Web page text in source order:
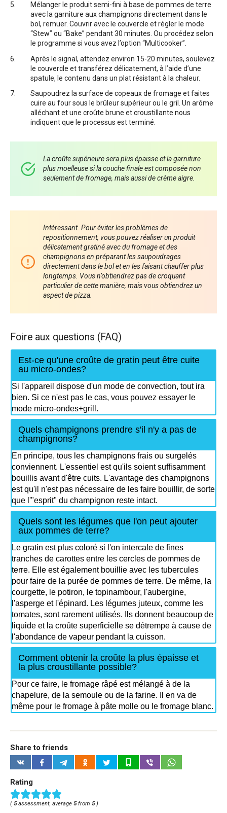
Mélanger le produit semi-fini à base de pommes de terre
avec la garniture aux champignons directement dans le
bol, remuer. Couvrir avec le couvercle et régler le mode
“Stew” ou “Bake” pendant 30 minutes. Ou procédez selon
le programme si vous avez l’option “Multicooker”.
Après le signal, attendez environ 15-20 minutes, soulevez
le couvercle et transférez délicatement, à l’aide d’une
spatule, le contenu dans un plat résistant à la chaleur.
Saupoudrez la surface de copeaux de fromage et faites
cuire au four sous le brûleur supérieur ou le gril. Un arôme
alléchant et une croûte brune et croustillante nous
indiquent que le processus est terminé.
La croûte supérieure sera plus épaisse et la garniture
plus moelleuse si la couche finale est composée non
seulement de fromage, mais aussi de crème aigre.
Intéressant. Pour éviter les problèmes de
repositionnement, vous pouvez réaliser un produit
délicatement gratiné avec du fromage et des
champignons en préparant les saupoudrages
directement dans le bol et en les faisant chauffer plus
longtemps. Vous n’obtiendrez pas de croquant
particulier de cette manière, mais vous obtiendrez un
aspect de pizza.
Foire aux questions (FAQ)
Est-ce qu'une croûte de gratin peut être cuite
au micro-ondes?
Si l'appareil dispose d'un mode de convection, tout ira
bien. Si ce n'est pas le cas, vous pouvez essayer le
mode micro-ondes+grill.
Quels champignons prendre s'il n'y a pas de
champignons?
En principe, tous les champignons frais ou surgelés
conviennent. L'essentiel est qu'ils soient suffisamment
bouillis avant d'être cuits. L'avantage des champignons
est qu'il n'est pas nécessaire de les faire bouillir, de sorte
que l'"esprit" du champignon reste intact.
Quels sont les légumes que l'on peut ajouter
aux pommes de terre?
Le gratin est plus coloré si l'on intercale de fines
tranches de carottes entre les cercles de pommes de
terre. Elle est également bouillie avec les tubercules
pour faire de la purée de pommes de terre. De même, la
courgette, le potiron, le topinambour, l'aubergine,
l'asperge et l'épinard. Les légumes juteux, comme les
tomates, sont rarement utilisés. Ils donnent beaucoup de
liquide et la croûte superficielle se détrempe à cause de
l'abondance de vapeur pendant la cuisson.
Comment obtenir la croûte la plus épaisse et
la plus croustillante possible?
Pour ce faire, le fromage râpé est mélangé à de la
chapelure, de la semoule ou de la farine. Il en va de
même pour le fromage à pâte molle ou le fromage blanc.
Share to friends
Rating
( 5assessment, average 5from 5)